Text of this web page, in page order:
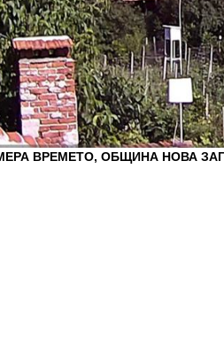
ВРЕМЕТО, ОБЩИНА НОВА